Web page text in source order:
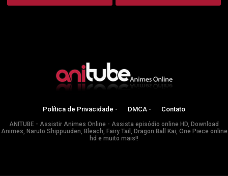
Política de Privacidade - DMCA - Contato
ANITUBE - Assistir Animes Online - Assista episódio online HD, Download
Animes, Naruto Shippuuden, Bleach, Fairy Tail, Dragon Ball Kai, One Piece online
hd e muito mais!!